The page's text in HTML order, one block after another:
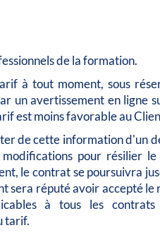
de la formation.
à tout moment, sous
un avertissement en ligne
est moins favorable au
de cette information d'un
pour résilier le
le contrat se poursuivra
sera réputé avoir accepté le
à tous les contrats
tarif.